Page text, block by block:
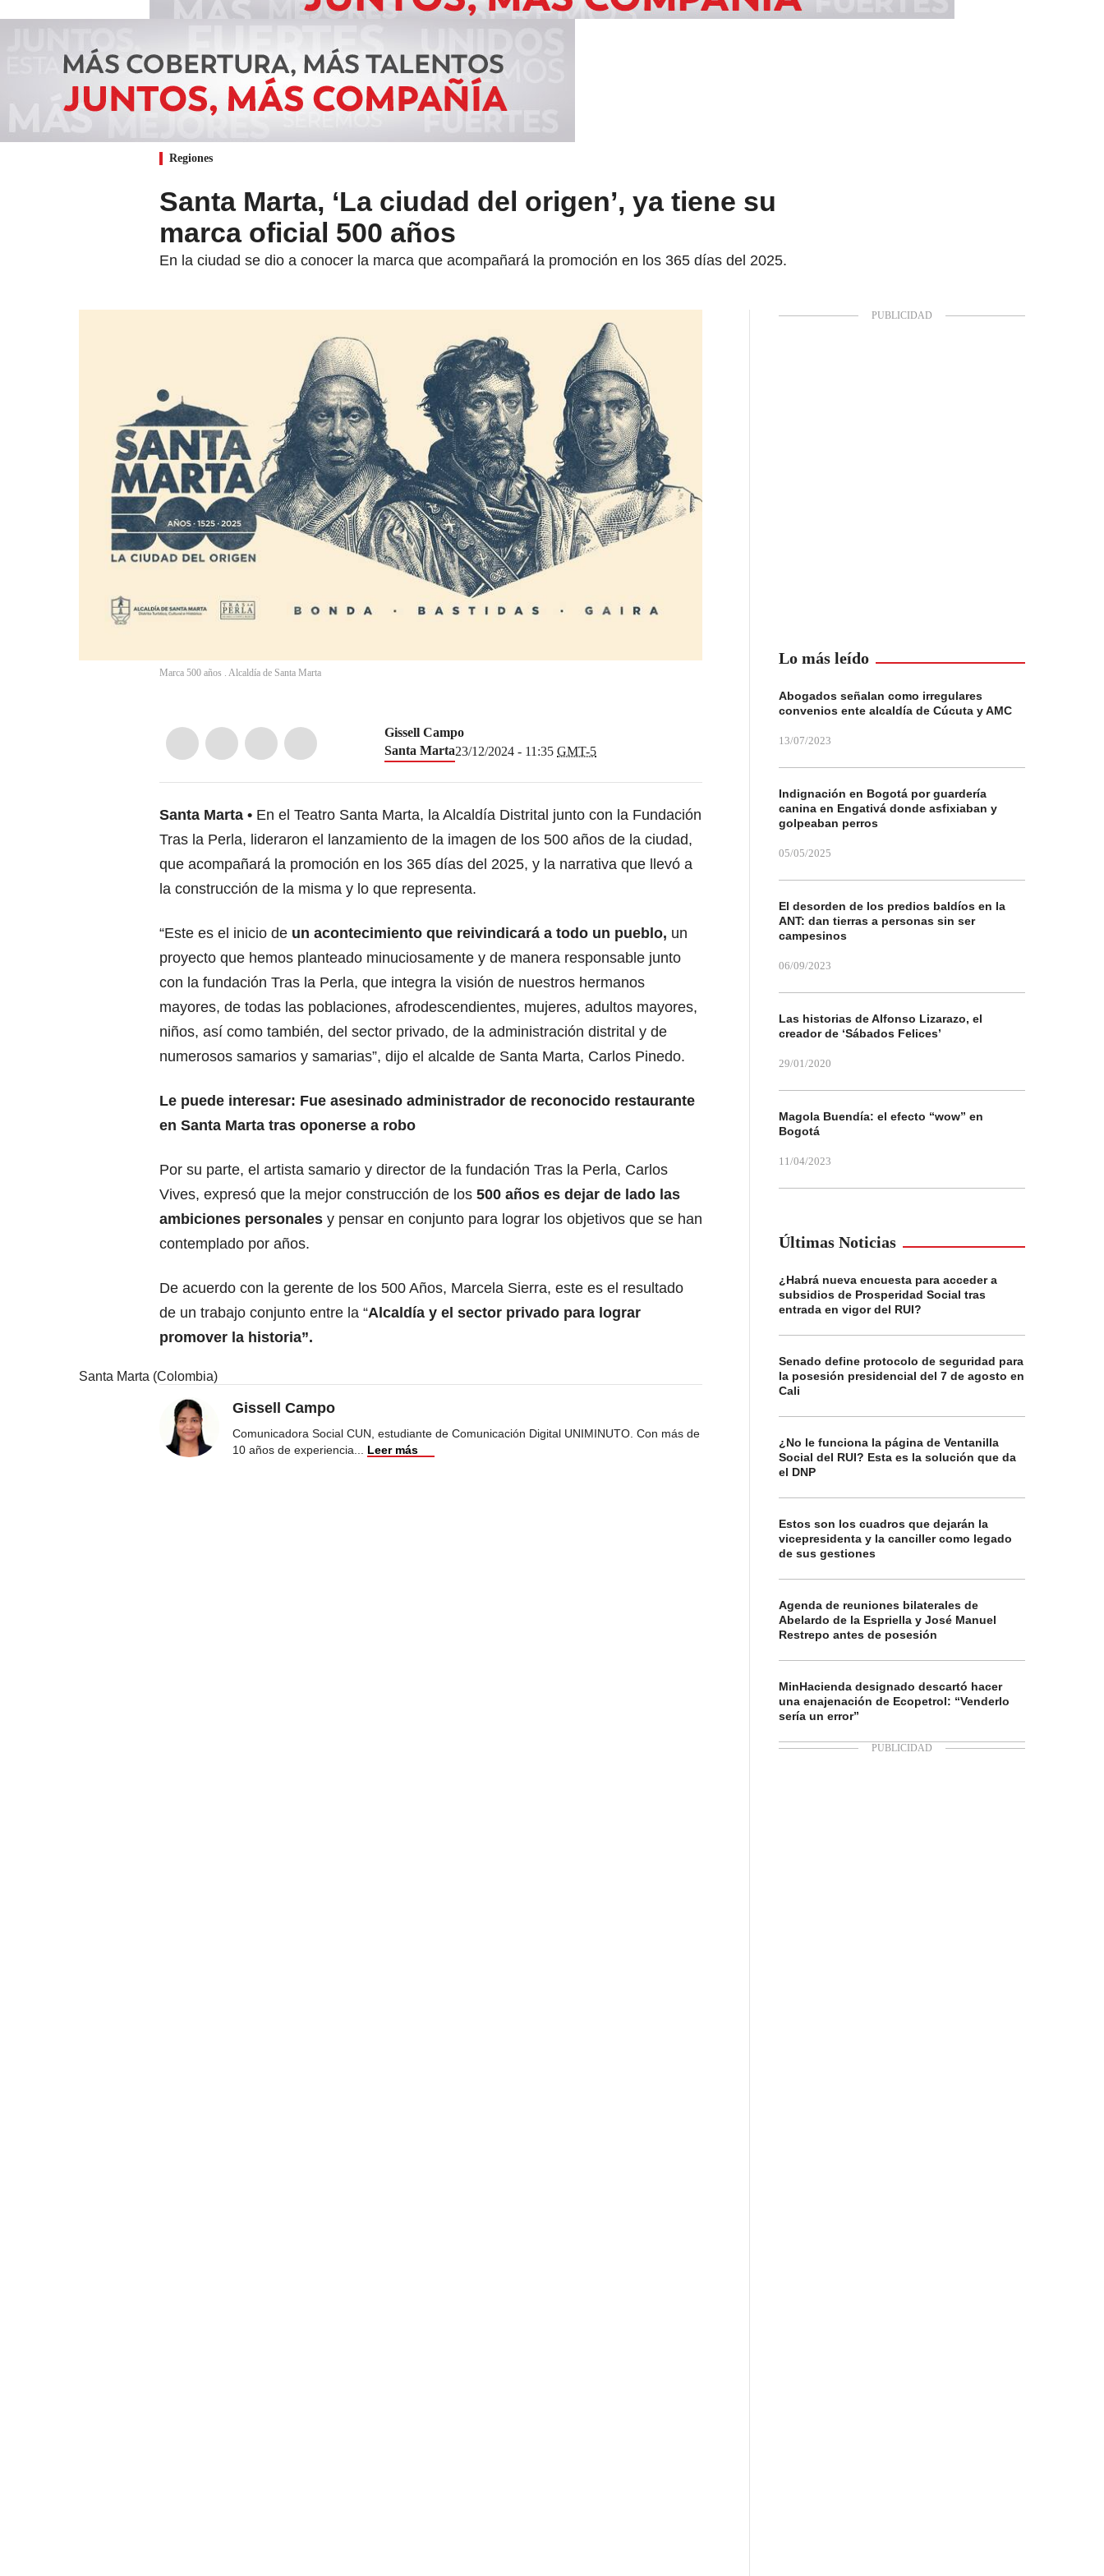
Regiones
Santa Marta, ‘La ciudad del origen’, ya tiene su
marca oficial 500 años
En la ciudad se dio a conocer la marca que acompañará la promoción en los 365 días del 2025.
Marca 500 años . Alcaldía de Santa Marta
Gissell Campo
Santa Marta23/12/2024 - 11:35 GMT-5
Santa Marta
En el Teatro Santa Marta, la Alcaldía Distrital junto con la Fundación
Tras la Perla, lideraron el lanzamiento de la imagen de los 500 años de la ciudad,
que acompañará la promoción en los 365 días del 2025, y la narrativa que llevó a
la construcción de la misma y lo que representa.
“Este es el inicio de un acontecimiento que reivindicará a todo un pueblo, un
proyecto que hemos planteado minuciosamente y de manera responsable junto
con la fundación Tras la Perla, que integra la visión de nuestros hermanos
mayores, de todas las poblaciones, afrodescendientes, mujeres, adultos mayores,
niños, así como también, del sector privado, de la administración distrital y de
numerosos samarios y samarias”, dijo el alcalde de Santa Marta, Carlos Pinedo.
Le puede interesar: Fue asesinado administrador de reconocido restaurante
en Santa Marta tras oponerse a robo
Por su parte, el artista samario y director de la fundación Tras la Perla, Carlos
Vives, expresó que la mejor construcción de los 500 años es dejar de lado las
ambiciones personales y pensar en conjunto para lograr los objetivos que se han
contemplado por años.
De acuerdo con la gerente de los 500 Años, Marcela Sierra, este es el resultado
de un trabajo conjunto entre la “Alcaldía y el sector privado para lograr
promover la historia”.
Santa Marta (Colombia)
Gissell Campo
Comunicadora Social CUN, estudiante de Comunicación Digital UNIMINUTO. Con más de
10 años de experiencia
Leer más
Lo más leído
Abogados señalan como irregulares
convenios ente alcaldía de Cúcuta y AMC
13/07/2023
Indignación en Bogotá por guardería
canina en Engativá donde asfixiaban y
golpeaban perros
05/05/2025
El desorden de los predios baldíos en la
ANT: dan tierras a personas sin ser
campesinos
06/09/2023
Las historias de Alfonso Lizarazo, el
creador de ‘Sábados Felices’
29/01/2020
Magola Buendía: el efecto “wow” en
Bogotá
11/04/2023
Últimas Noticias
¿Habrá nueva encuesta para acceder a
subsidios de Prosperidad Social tras
entrada en vigor del RUI?
Senado define protocolo de seguridad para
la posesión presidencial del 7 de agosto en
Cali
¿No le funciona la página de Ventanilla
Social del RUI? Esta es la solución que da
el DNP
Estos son los cuadros que dejarán la
vicepresidenta y la canciller como legado
de sus gestiones
Agenda de reuniones bilaterales de
Abelardo de la Espriella y José Manuel
Restrepo antes de posesión
MinHacienda designado descartó hacer
una enajenación de Ecopetrol: “Venderlo
sería un error”